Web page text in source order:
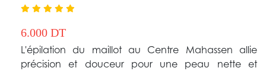
6.000 DT
L'épilation du maillot au Centre Mahassen allie
précision et douceur pour une peau nette et